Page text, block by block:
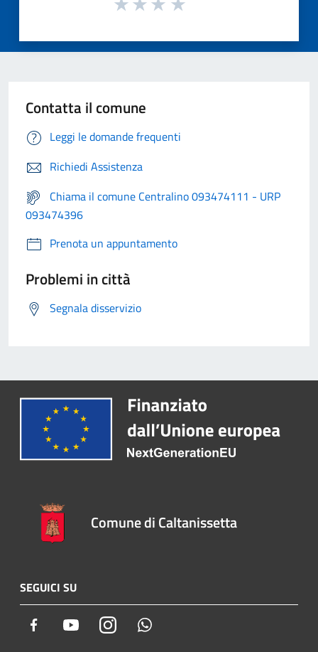
Contatta il comune
Leggi le domande frequenti
Richiedi Assistenza
Chiama il comune Centralino 093474111 - URP
093474396
Prenota un appuntamento
Problemi in città
Segnala disservizio
Comune di Caltanissetta
SEGUICI SU
Facebook YoutubeInstagram